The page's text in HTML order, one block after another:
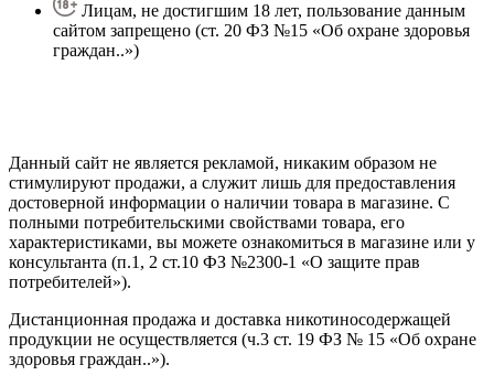
Лицам, не достигшим 18 лет, пользование данным
сайтом запрещено (ст. 20 ФЗ №15 «Об охране здоровья
граждан..»)
Данный сайт не является рекламой, никаким образом не
стимулируют продажи, а служит лишь для предоставления
достоверной информации о наличии товара в магазине. С
полными потребительскими свойствами товара, его
характеристиками, вы можете ознакомиться в магазине или у
консультанта (п.1, 2 ст.10 ФЗ №2300-1 «О защите прав
потребителей»).
Дистанционная продажа и доставка никотиносодержащей
продукции не осуществляется (ч.3 ст. 19 ФЗ № 15 «Об охране
здоровья граждан..»).